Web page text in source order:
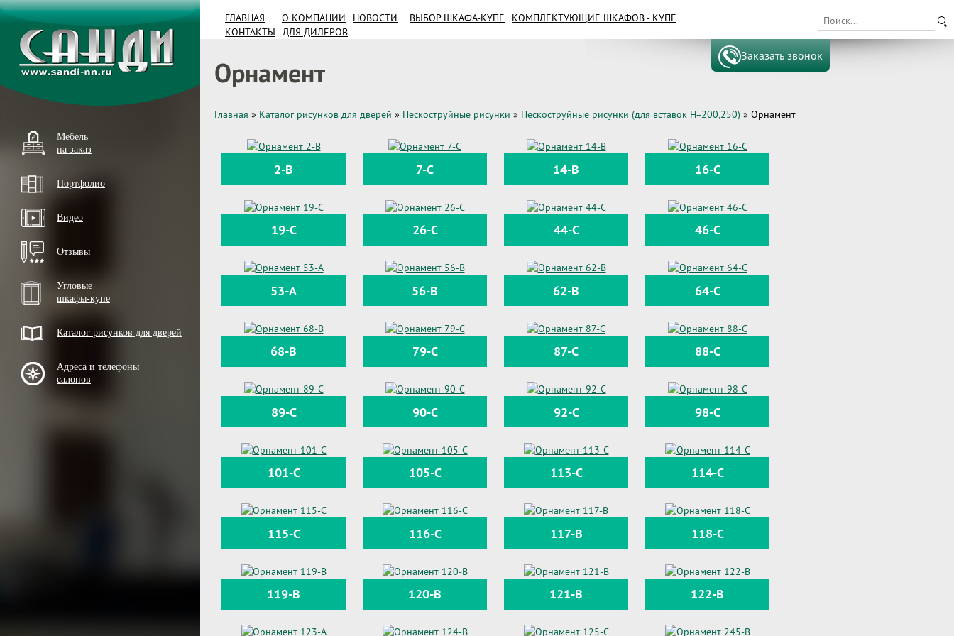
Мебель
на заказ
Портфолио
Видео
Отзывы
Угловые
шкафы-купе
Каталог рисунков для дверей
Адреса и телефоны
салонов
ГЛАВНАЯ О КОМПАНИИ НОВОСТИ ВЫБОР ШКАФА-КУПЕ
КОМПЛЕКТУЮЩИЕ ШКАФОВ - КУПЕ
КОНТАКТЫ
ДЛЯ ДИЛЕРОВ
Заказать звонок
Орнамент
Главная » Каталог рисунков для дверей » Пескоструйные рисунки » Пескоструйные рисунки (для вставок Н=200,250) » Орнамент
2-B 7-C 14-B 16-C
19-C 26-C 44-C 46-С
53-A 56-B 62-B 64-C
68-B 79-C 87-C 88-C
89-C 90-C 92-C 98-C
101-C 105-C 113-C 114-C
115-C 116-С 117-B 118-C
119-B 120-B 121-B 122-B